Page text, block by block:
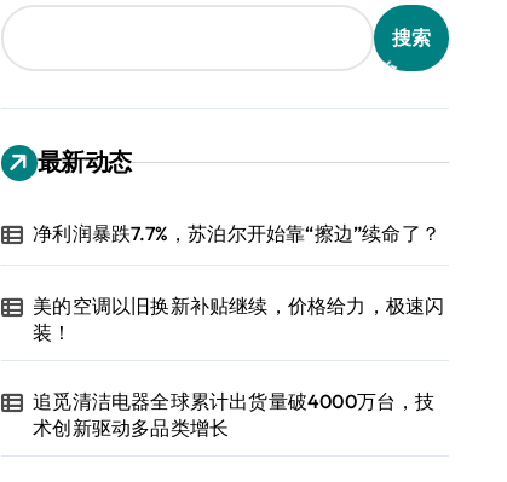
搜索
最新动态
净利润暴跌7.7%，苏泊尔开始靠“擦边”续命了？
美的空调以旧换新补贴继续，价格给力，极速闪
装！
追觅清洁电器全球累计出货量破4000万台，技
术创新驱动多品类增长